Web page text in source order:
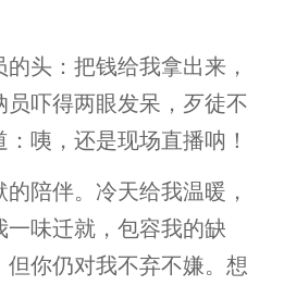
头：把钱给我拿出来，
吓得两眼发呆，歹徒不
咦，还是现场直播呐！
陪伴。冷天给我温暖，
味迁就，包容我的缺
但你仍对我不弃不嫌。想